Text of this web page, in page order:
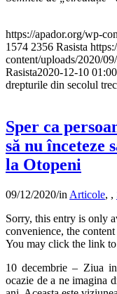
https://apador.org/wp-
1574 2356 Rasista
content/uploads/2020/
Rasista2020-12-10
drepturile din secolul
Sper ca
să nu înceteze
la Otopeni
09/12/2020/in Articole, ,
Sorry, this entry is only
convenience, the
You may click the link
10 decembrie – Ziua
ocazie de a ne imagina